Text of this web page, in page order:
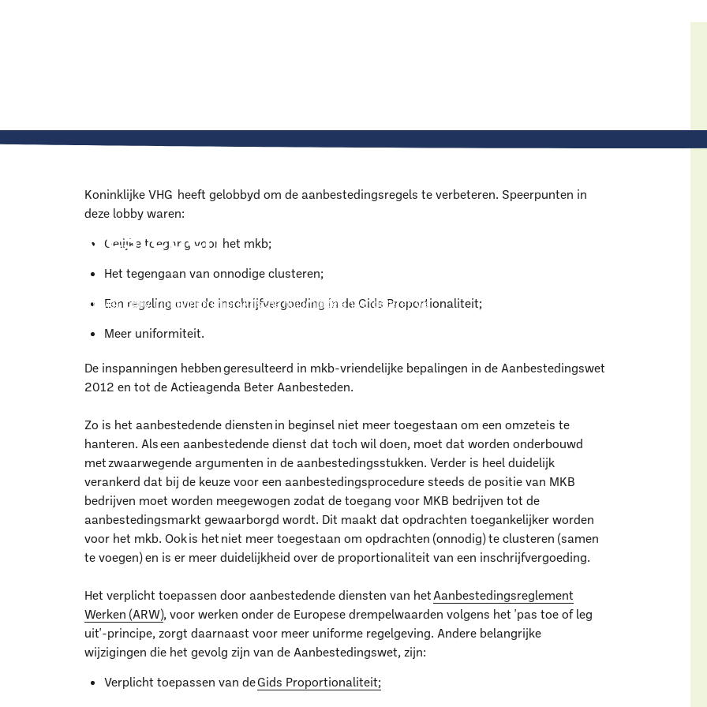
Home Thema's Aanbesteden
Aanbesteden
voor het mkb. Met lobby, richtlijnen en praktische hulpmiddelen verbeteren we
​Koninklijke VHG heeft gelobbyd om de aanbestedingsregels te verbeteren. Speerpunten in
deze lobby waren:
Gelijke toegang voor het mkb;
Het tegengaan van onnodige clusteren;
Een regeling over de inschrijfvergoeding in de Gids Proportionaliteit;
Meer uniformiteit.
De inspanningen hebben geresulteerd in mkb-vriendelijke bepalingen in de Aanbestedingswet
2012 en tot de Actieagenda Beter Aanbesteden.
Zo is het aanbestedende diensten in beginsel niet meer toegestaan om een omzeteis te
hanteren. Als een aanbestedende dienst dat toch wil doen, moet dat worden onderbouwd
met zwaarwegende argumenten in de aanbestedingsstukken. Verder is heel duidelijk
verankerd dat bij de keuze voor een aanbestedingsprocedure steeds de positie van MKB
bedrijven moet worden meegewogen zodat de toegang voor MKB bedrijven tot de
aanbestedingsmarkt gewaarborgd wordt. Dit maakt dat opdrachten toegankelijker worden
voor het mkb. Ook is het niet meer toegestaan om opdrachten (onnodig) te clusteren (samen
te voegen) en is er meer duidelijkheid over de proportionaliteit van een inschrijfvergoeding.
Het verplicht toepassen door aanbestedende diensten van hetAanbestedingsreglement
Werken (ARW), voor werken onder de Europese drempelwaarden volgens het 'pas toe of leg
uit'-principe, zorgt daarnaast voor meer uniforme regelgeving. Andere belangrijke
wijzigingen die het gevolg zijn van de Aanbestedingswet, zijn:
Verplicht toepassen van deGids Proportionaliteit;